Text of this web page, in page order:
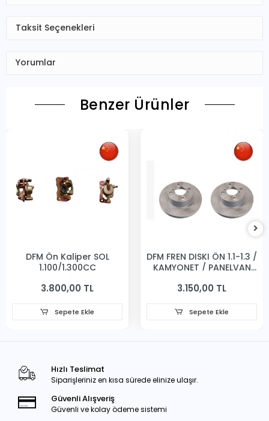
Taksit Seçenekleri
Yorumlar
Benzer Ürünler
DFM Ön Kaliper SOL
1,100/1,300CC
3.800,00 TL
Sepete Ekle
DFM FREN DISKI ÖN 1.1-1.3 /
KAMYONET / PANELVAN
3.150,00 TL
Sepete Ekle
Hızlı Teslimat
Siparişleriniz en kısa sürede elinize ulaşır.
Güvenli Alışveriş
Güvenli ve kolay ödeme sistemi